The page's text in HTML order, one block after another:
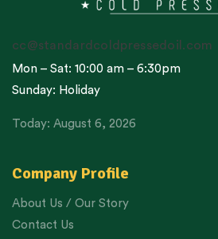
Company Profile
About Us / Our Story
Contact Us
cc@standardcoldpressedoil.com
Mon – Sat: 10:00 am – 6:30pm
Sunday: Holiday
Today: August 6, 2026